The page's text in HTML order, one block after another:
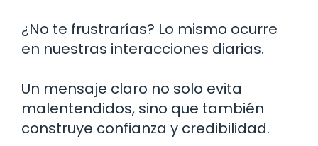
¿No te frustrarías? Lo mismo ocurre
en nuestras interacciones diarias.
Un mensaje claro no solo evita
malentendidos, sino que también
construye confianza y credibilidad.